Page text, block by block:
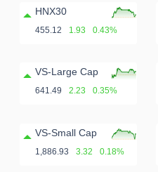
HNX30
455.12 1.93 0.43%
VS-Large Cap
641.49 2.23 0.35%
VS-Small Cap
1,886.93 3.32 0.18%